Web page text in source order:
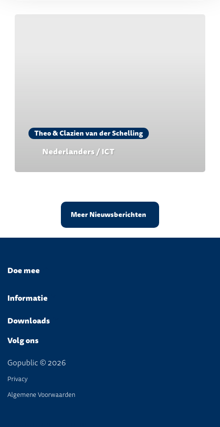
Theo & Clazien van der Schelling
Nederlanders / ICT
Meer Nieuwsberichten
Doe mee
Informatie
Downloads
Volg ons
Gopublic © 2026
Privacy
Algemene Voorwaarden